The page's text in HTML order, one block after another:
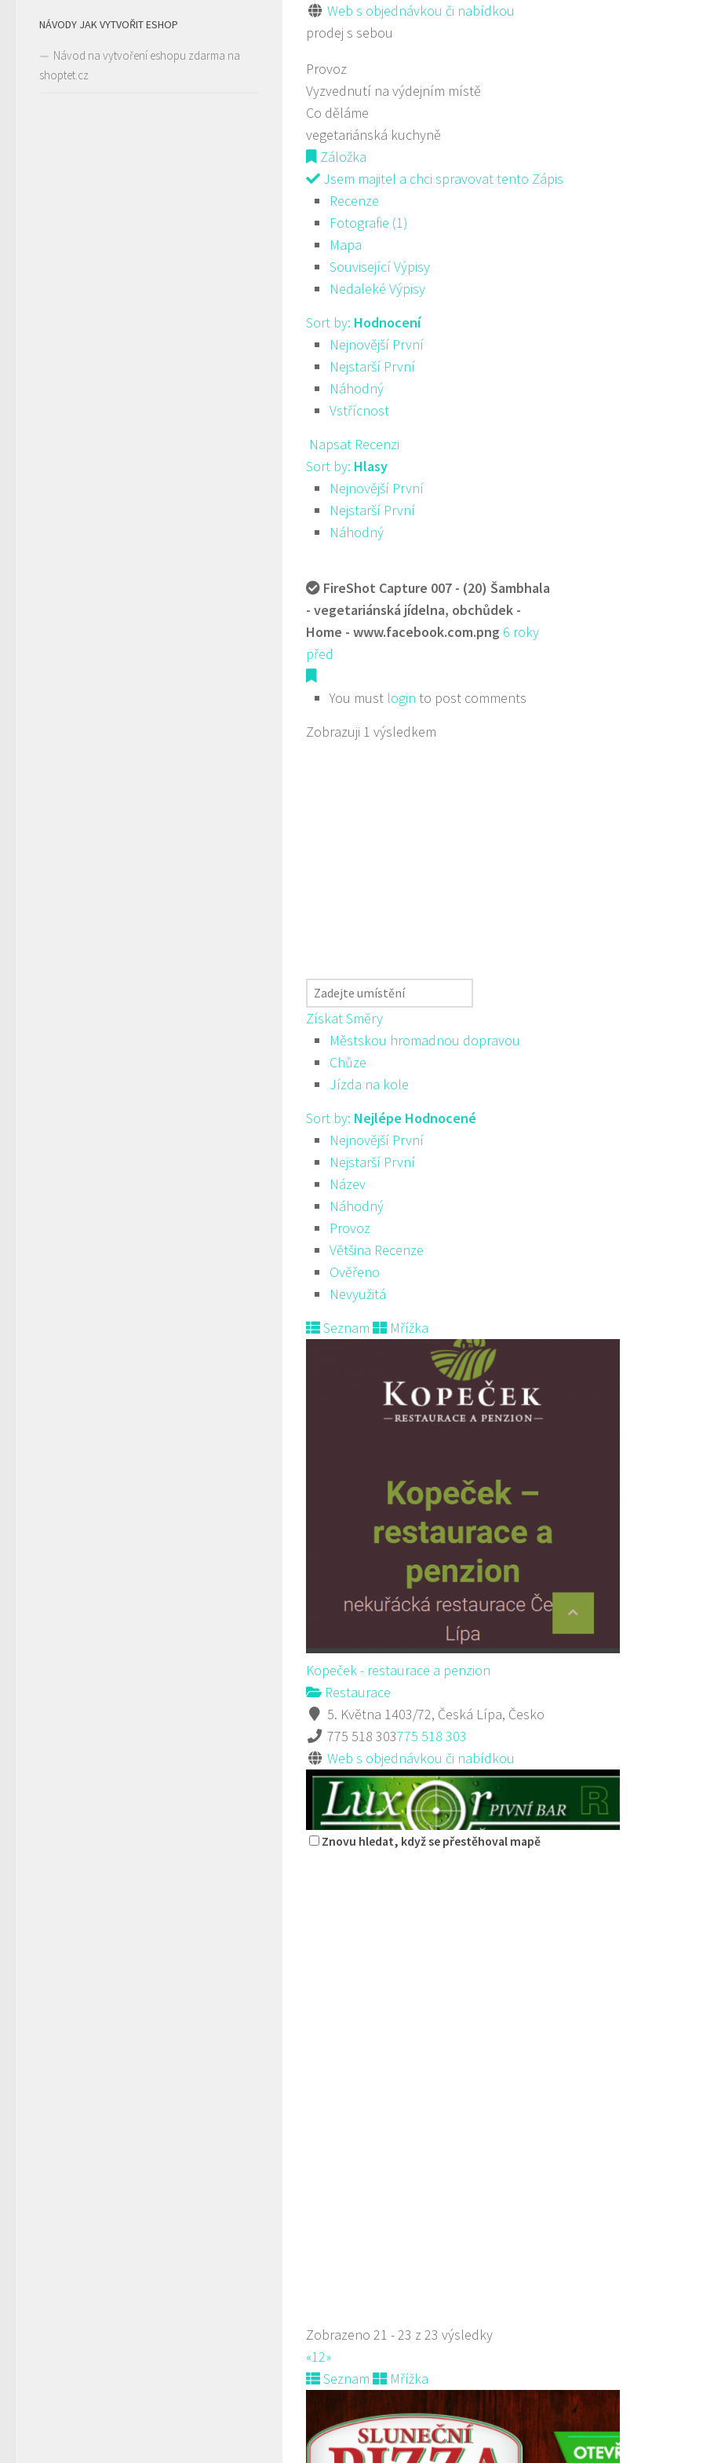
Web s objednávkou či nabídkou
prodej s sebou
Provoz
Vyzvednutí na výdejním místě
Co děláme
vegetariánská kuchyně
Záložka
Jsem majitel a chci spravovat tento Zápis
Recenze
Fotografie (1)
Mapa
Související Výpisy
Nedaleké Výpisy
Sort by: Hodnocení
Nejnovější První
Nejstarší První
Náhodný
Vstřícnost
Napsat Recenzi
Sort by: Hlasy
Nejnovější První
Nejstarší První
Náhodný
FireShot Capture 007 - (20) Šambhala
- vegetariánská jídelna, obchůdek -
Home - www.facebook.com.png 6 roky
před
You must login to post comments
Zobrazuji 1 výsledkem
Získat Směry
Městskou hromadnou dopravou
Chůze
Jízda na kole
Sort by: Nejlépe Hodnocené
Nejnovější První
Nejstarší První
Název
Náhodný
Provoz
Většina Recenze
Ověřeno
Nevyužitá
Seznam
Mřížka
Kopeček - restaurace a penzion
Restaurace
5. Května 1403/72, Česká Lípa, Česko
775 518 303775 518 303
Web s objednávkou či nabídkou
Nově otevřená indická restauce v centru České Lípy
Znovu hledat, když se přestěhoval mapě
Zobrazeno 21 - 23 z 23 výsledky
«12»
Seznam
Mřížka
NÁVODY JAK VYTVOŘIT ESHOP
Návod na vytvoření eshopu zdarma na
shoptet.cz